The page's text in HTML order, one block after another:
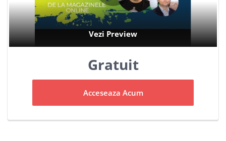
Gratuit
Acceseaza Acum